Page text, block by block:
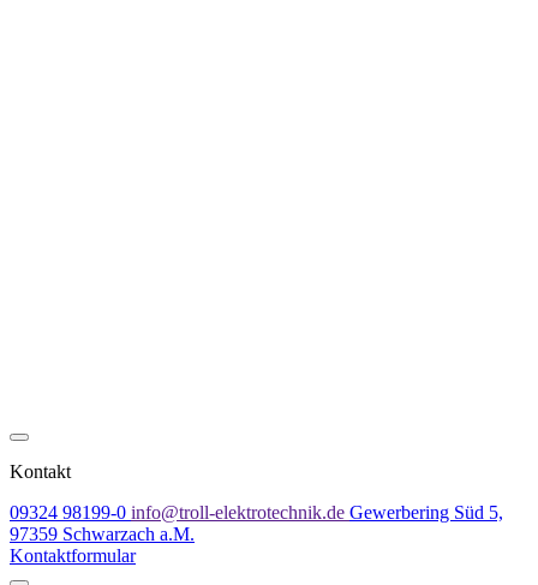
Kontakt
09324 98199-0 info@troll-elektrotechnik.de Gewerbering Süd 5,
97359 Schwarzach a.M.
Kontaktformular